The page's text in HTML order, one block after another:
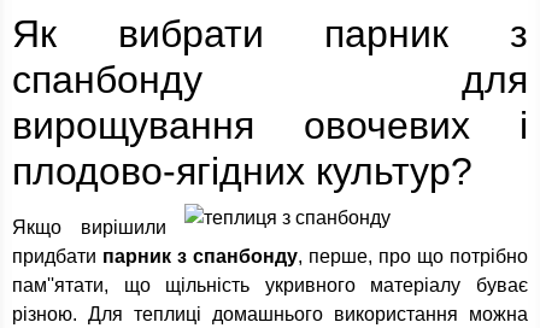
Як вибрати парник з
спанбонду для
вирощування овочевих і
плодово-ягідних культур?
Якщо вирішили
придбати парник з спанбонду, перше, про що потрібно
пам''ятати, що щільність укривного матеріалу буває
різною. Для теплиці домашнього використання можна